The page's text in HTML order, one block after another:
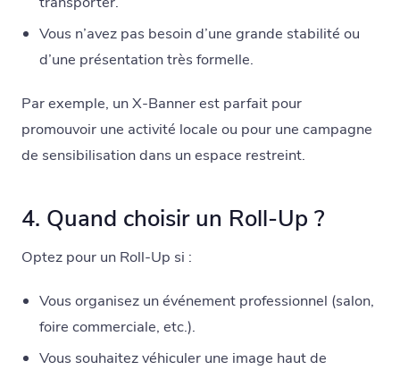
Vous n’avez pas besoin d’une grande stabilité ou
d’une présentation très formelle.
Par exemple, un X-Banner est parfait pour
promouvoir une activité locale ou pour une campagne
de sensibilisation dans un espace restreint.
4. Quand choisir un Roll-Up ?
Optez pour un Roll-Up si :
Vous organisez un événement professionnel (salon,
foire commerciale, etc.).
Vous souhaitez véhiculer une image haut de